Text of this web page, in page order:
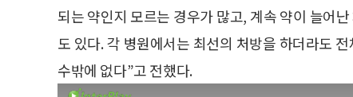
되는 약인지 모르는 경우가 많고, 계속 약이 늘어
도 있다. 각 병원에서는 최선의 처방을 하더라도
수밖에 없다”고 전했다.